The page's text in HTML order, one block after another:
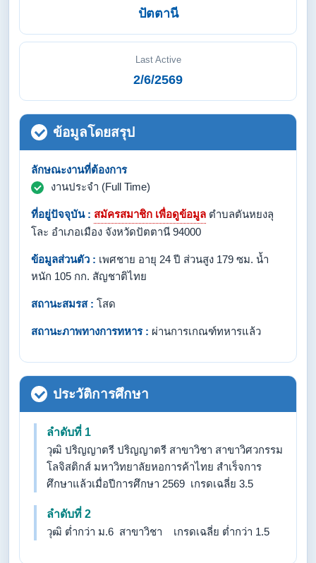
ปัตตานี
Last Active
2/6/2569
ข้อมูลโดยสรุป
ลักษณะงานที่ต้องการ
งานประจำ (Full Time)
ที่อยู่ปัจจุบัน : สมัครสมาชิก เพื่อดูข้อมูล ตำบลตันหยงลุ
โละ อำเภอเมือง จังหวัดปัตตานี 94000
ข้อมูลส่วนตัว : เพศชาย อายุ 24 ปี ส่วนสูง 179 ซม. น้ำ
หนัก 105 กก. สัญชาติไทย
สถานะสมรส : โสด
สถานะภาพทางการทหาร : ผ่านการเกณฑ์ทหารแล้ว
ประวัติการศึกษา
ลำดับที่ 1
วุฒิ ปริญญาตรี ปริญญาตรี สาขาวิชา สาขาวิศวกรรม
โลจิสติกส์ มหาวิทยาลัยหอการค้าไทย สำเร็จการ
ศึกษาแล้วเมื่อปีการศึกษา 2569 เกรดเฉลี่ย 3.5
ลำดับที่ 2
วุฒิ ต่ำกว่า ม.6 สาขาวิชา เกรดเฉลี่ย ต่ำกว่า 1.5